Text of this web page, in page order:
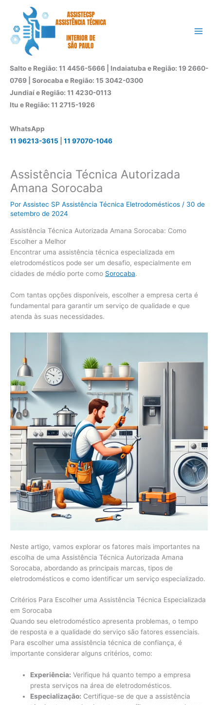
conteúdo
Salto e Região: 11 4456-5666 | Indaiatuba e Região: 19 2660-
0769 | Sorocaba e Região: 15 3042-0300
Jundiaí e Região: 11 4230-0113
Itu e Região: 11 2715-1926
WhatsApp
11 96213-3615
11 97070-1046
Assistência Técnica Autorizada
Amana Sorocaba
PorAssistec SP Assistência Técnica Eletrodomésticos/ 30 de
setembro de 2024
Assistência Técnica Autorizada Amana Sorocaba: Como
Escolher a Melhor
Encontrar uma assistência técnica especializada em
eletrodomésticos pode ser um desafio, especialmente em
cidades de médio porte como Sorocaba.
Com tantas opções disponíveis, escolher a empresa certa é
fundamental para garantir um serviço de qualidade e que
atenda às suas necessidades.
Neste artigo, vamos explorar os fatores mais importantes na
escolha de uma Assistência Técnica Autorizada Amana
Sorocaba, abordando as principais marcas, tipos de
eletrodomésticos e como identificar um serviço especializado.
Critérios Para Escolher uma Assistência Técnica Especializada
em Sorocaba
Quando seu eletrodoméstico apresenta problemas, o tempo
de resposta e a qualidade do serviço são fatores essenciais.
Para escolher uma assistência técnica de confiança, é
importante considerar alguns critérios, como:
Experiência: Verifique há quanto tempo a empresa
presta serviços na área de eletrodomésticos.
Especialização: Certifique-se de que a assistência